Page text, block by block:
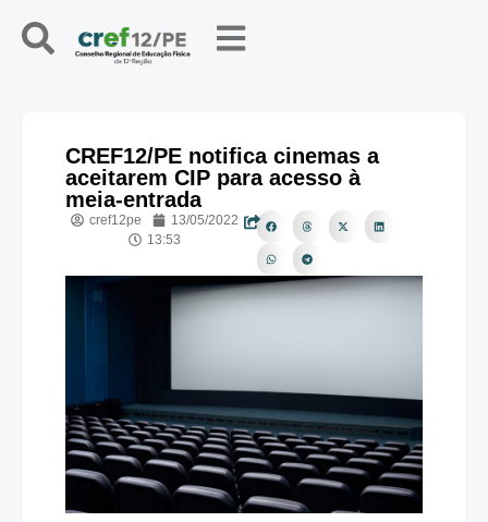
CREF12/PE notifica cinemas a
aceitarem CIP para acesso à
meia-entrada
cref12pe
13/05/2022
13:53